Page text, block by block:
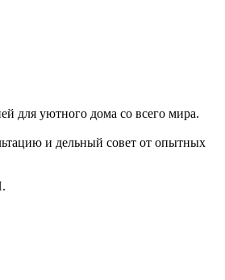
для уютного дома со всего мира.
и дельный совет от опытных